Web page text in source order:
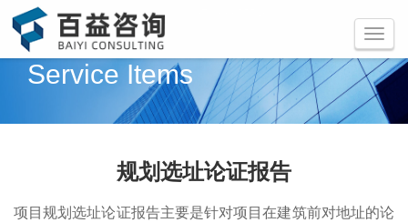
咨询热线：
Service Items
规划选址论证报告
项目规划选址论证报告主要是针对项目在建筑前对地址的论
Toggle